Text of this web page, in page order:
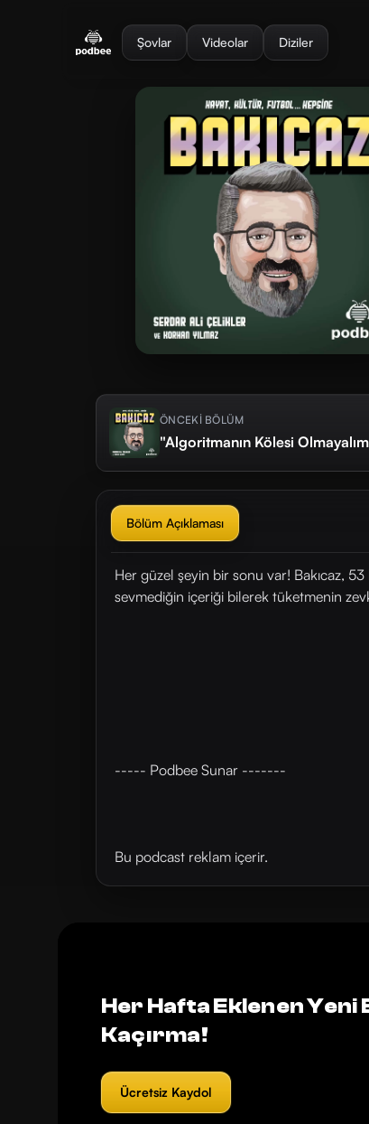
Şovlar Videolar Diziler
ÖNCEKİ BÖLÜM
"Algoritmanın Kölesi
Bölüm Açıklaması
Her güzel şeyin bir sonu var! Bakıcaz,
sevmediğin içeriği bilerek tüketmenin
----- Podbee Sunar -------
Bu podcast reklam içerir.
Her Hafta Eklenen Yeni
Kaçırma!
Ücretsiz Kaydol